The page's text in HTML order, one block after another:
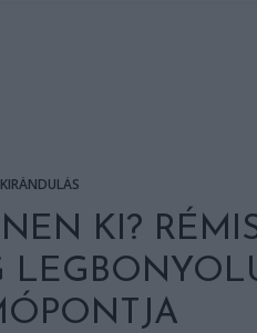
KIRÁNDULÁS
KI?